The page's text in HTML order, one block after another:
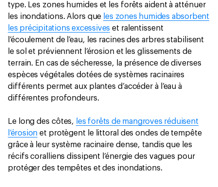
type. Les zones humides et les forêts aident à atténuer
les inondations. Alors que les zones humides absorbent
les précipitations excessives et ralentissent
l’écoulement de l’eau, les racines des arbres stabilisent
le sol et préviennent l’érosion et les glissements de
terrain. En cas de sécheresse, la présence de diverses
espèces végétales dotées de systèmes racinaires
différents permet aux plantes d’accéder à l’eau à
différentes profondeurs.
Le long des côtes, les forêts de mangroves réduisent
l’érosion et protègent le littoral des ondes de tempête
grâce à leur système racinaire dense, tandis que les
récifs coralliens dissipent l’énergie des vagues pour
protéger des tempêtes et des inondations.